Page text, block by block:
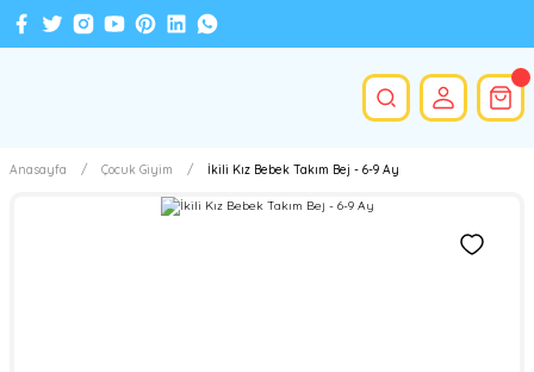
Anasayfa Çocuk Giyim İkili Kız Bebek Takım Bej - 6-9 Ay